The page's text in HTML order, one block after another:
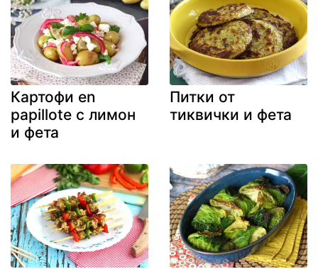
Картофи en
papillote с лимон
и фета
Питки от
тиквички и фета